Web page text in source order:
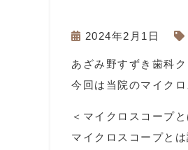
2024年2月1日
あざみ野すずき歯科
今回は当院のマイク
＜マイクロスコープと
マイクロスコープと